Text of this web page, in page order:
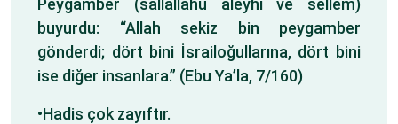
Peygamber (sallallahu aleyhi ve sellem)
buyurdu: “Allah sekiz bin peygamber
gönderdi; dört bini İsrailoğullarına, dört bini
ise diğer insanlara.” (Ebu Ya’la, 7/160)
•Hadis çok zayıftır.